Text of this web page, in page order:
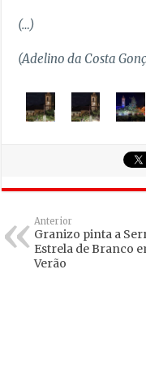
(…)
(Adelino da Costa
Anterior
Granizo pinta a
Estrela de Branco
Verão